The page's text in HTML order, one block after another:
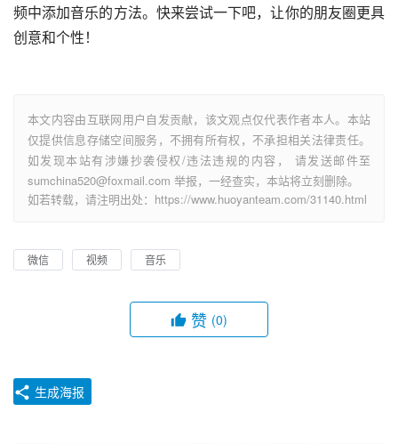
频中添加音乐的方法。快来尝试一下吧，让你的朋友圈更具
创意和个性！
本文内容由互联网用户自发贡献，该文观点仅代表作者本人。本站
仅提供信息存储空间服务，不拥有所有权，不承担相关法律责任。
如发现本站有涉嫌抄袭侵权/违法违规的内容， 请发送邮件至
sumchina520@foxmail.com 举报，一经查实，本站将立刻删除。
如若转载，请注明出处：https://www.huoyanteam.com/31140.html
微信 视频 音乐
赞 (0)
生成海报